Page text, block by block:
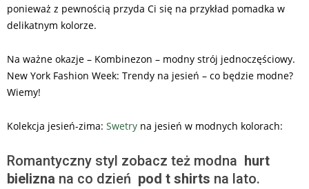
ponieważ z pewnością przyda Ci się na przykład pomadka w
delikatnym kolorze.
Na ważne okazje – Kombinezon – modny strój jednoczęściowy.
New York Fashion Week: Trendy na jesień – co będzie modne?
Wiemy!
Kolekcja jesień-zima: Swetry na jesień w modnych kolorach:
Romantyczny styl zobacz też modna hurt
bielizna na co dzień pod t shirts na lato.